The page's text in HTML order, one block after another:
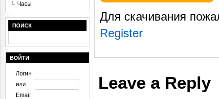
Для скачивания
Register
Leave a Reply
Часы
ПОИСК
ВОЙТИ
Логин
или
Email